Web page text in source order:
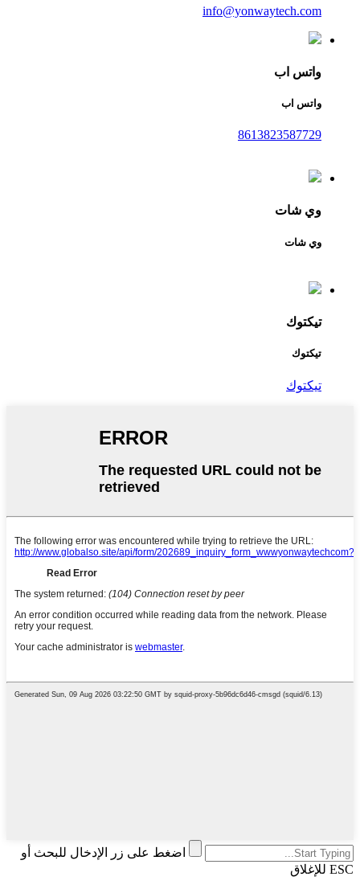
info@yonwaytech.com
واتس اب
واتس اب
8613823587729
وي شات
وي شات
تيكتوك
تيكتوك
تيكتوك
اضغط على زر الإدخال للبحث أو
ESC للإغلاق